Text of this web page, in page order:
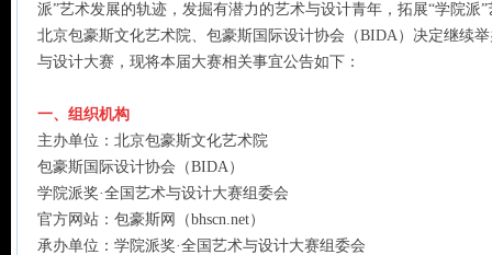
派”艺术发展的轨迹，发掘有潜力的艺术与设计青年，拓展“学院派
北京包豪斯文化艺术院、包豪斯国际设计协会（BIDA）决定继续
与设计大赛，现将本届大赛相关事宜公告如下：
一、组织机构
主办单位：北京包豪斯文化艺术院
包豪斯国际设计协会（BIDA）
学院派奖·全国艺术与设计大赛组委会
官方网站：包豪斯网（bhscn.net）
承办单位：学院派奖·全国艺术与设计大赛组委会